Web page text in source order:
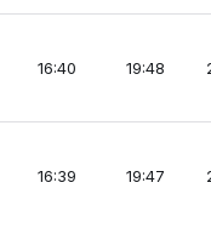
16:40 19:48
16:39 19:47